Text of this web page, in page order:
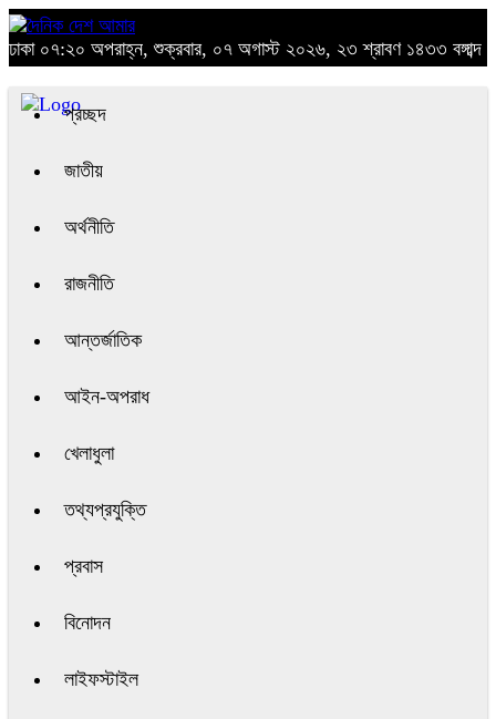
ঢাকা ০৭:২০ অপরাহ্ন, শুক্রবার, ০৭ অগাস্ট ২০২৬, ২৩ শ্রাবণ ১৪৩৩ বঙ্গাব্দ
প্রচ্ছদ
জাতীয়
অর্থনীতি
রাজনীতি
আন্তর্জাতিক
আইন-অপরাধ
খেলাধুলা
তথ্যপ্রযুক্তি
প্রবাস
বিনোদন
লাইফস্টাইল